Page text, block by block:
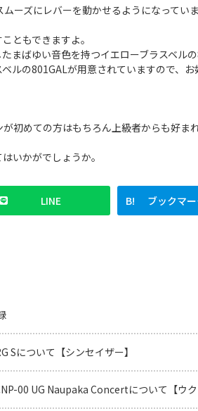
ーズにレバーを動かせるようになってい
ともできますよ。
まばゆい音色を持つイエローブラスベル
ルの801GALが用意されていますので、お
初めての方はもちろん上級者からも好ま
いかがでしょうか。
LINE ブックマ
Sについて【シンセイザー】
00 UG Naupaka Concertについて【ウク